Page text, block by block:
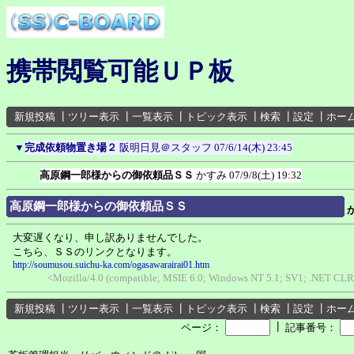
携帯閲覧可能ＵＰ板
新規投稿 ツリー表示 一覧表示 トピック表示 検索 設定 ホー
▼ 完成依頼物置き場２ 阪明日見＠スタッフ 07/6/14(木) 23:45
高原鋼一郎様からの御依頼品ＳＳ かすみ 07/9/8(土) 19:32
高原鋼一郎様からの御依頼品ＳＳ
大変遅くなり、申し訳ありませんでした。
こちら、ＳＳのリンクとなります。
http://soumusou.suichu-ka.com/ogasawarairai01.htm
<Mozilla/4.0 (compatible; MSIE 6.0; Windows NT 5.1; SV1; .NET
新規投稿 ツリー表示 一覧表示 トピック表示 検索 設定
ホー
ページ：
記事番号：